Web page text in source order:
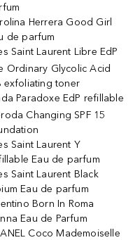
Herrera Good Girl
de parfum
Saint Laurent Libre EdP
Ordinary Glycolic Acid
exfoliating toner
Paradoxe EdP refillable
Changing SPF 15
Saint Laurent Y
Eau de parfum
Saint Laurent Black
Eau de parfum
Born In Roma
Eau de Parfum
Coco Mademoiselle